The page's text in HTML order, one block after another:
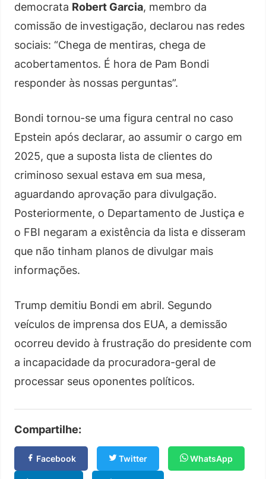
democrata Robert Garcia, membro da
comissão de investigação, declarou nas redes
sociais: “Chega de mentiras, chega de
acobertamentos. É hora de Pam Bondi
responder às nossas perguntas”.
Bondi tornou-se uma figura central no caso
Epstein após declarar, ao assumir o cargo em
2025, que a suposta lista de clientes do
criminoso sexual estava em sua mesa,
aguardando aprovação para divulgação.
Posteriormente, o Departamento de Justiça e
o FBI negaram a existência da lista e disseram
que não tinham planos de divulgar mais
informações.
Trump demitiu Bondi em abril. Segundo
veículos de imprensa dos EUA, a demissão
ocorreu devido à frustração do presidente com
a incapacidade da procuradora-geral de
processar seus oponentes políticos.
Compartilhe:
Facebook Twitter WhatsApp